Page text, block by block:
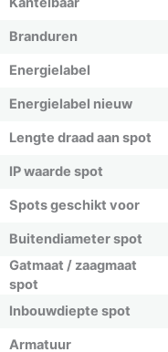
Branduren
Energielabel
Energielabel nieuw
Lengte draad aan spot
IP waarde spot
Spots geschikt voor
Buitendiameter spot
Gatmaat / zaagmaat
spot
Inbouwdiepte spot
Armatuur